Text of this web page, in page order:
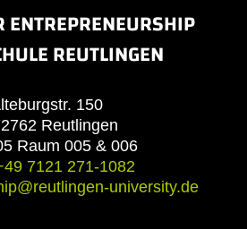
ENTREPRENEURSHIP
REUTLINGEN
150
Reutlingen
Raum 005 & 006
7121 271-1082
university.de